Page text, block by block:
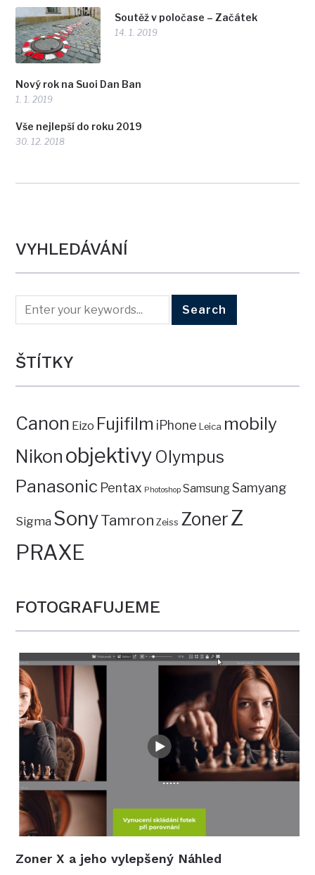
Soutěž v poločase – Začátek
14. 1. 2019
Nový rok na Suoi Dan Ban
1. 1. 2019
Vše nejlepší do roku 2019
30. 12. 2018
VYHLEDÁVÁNÍ
ŠTÍTKY
Canon Eizo Fujifilm iPhone Leica mobily
Nikon objektivy Olympus
Panasonic Pentax Photoshop SamsungSamyang
Sigma SonyTamron Zeiss ZonerZ
PRAXE
FOTOGRAFUJEME
Zoner X a jeho vylepšený Náhled